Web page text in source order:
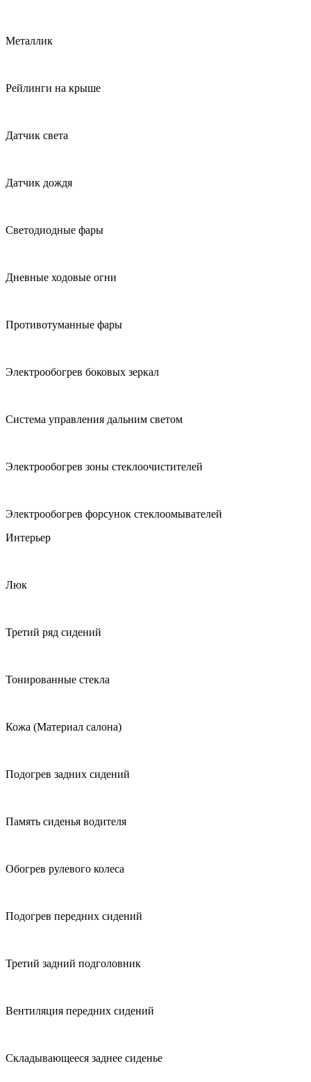
Металлик
Рейлинги на крыше
Датчик света
Датчик дождя
Светодиодные фары
Дневные ходовые огни
Противотуманные фары
Электрообогрев боковых зеркал
Система управления дальним светом
Электрообогрев зоны стеклоочистителей
Электрообогрев форсунок стеклоомывателей
Интерьер
Люк
Третий ряд сидений
Тонированные стекла
Кожа (Материал салона)
Подогрев задних сидений
Память сиденья водителя
Обогрев рулевого колеса
Подогрев передних сидений
Третий задний подголовник
Вентиляция передних сидений
Складывающееся заднее сиденье